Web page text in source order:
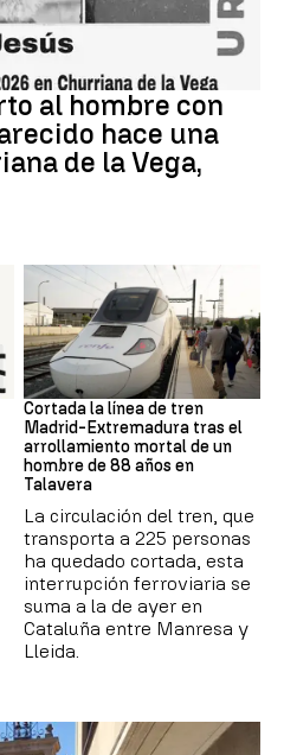
al hombre con
hace una
de la Vega,
Trenes
Cortada la línea de tren
Madrid-Extremadura tras el
arrollamiento mortal de un
hombre de 88 años en
Talavera
La circulación del tren, que
transporta a 225 personas
ha quedado cortada, esta
interrupción ferroviaria se
suma a la de ayer en
Cataluña entre Manresa y
Lleida.